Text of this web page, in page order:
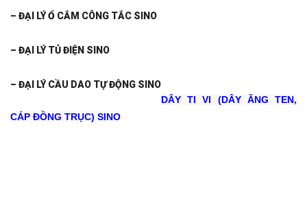
– ĐẠI LÝ Ổ CẮ M CÔNG TẮC SINO
– ĐẠI LÝ TỦ ĐIỆN SINO
– ĐẠI LÝ CẦU DAO TỰ ĐỘNG SINO
DÂY TI VI (DÂY ĂNG TEN,
CÁP ĐỒNG TRỤC) SINO